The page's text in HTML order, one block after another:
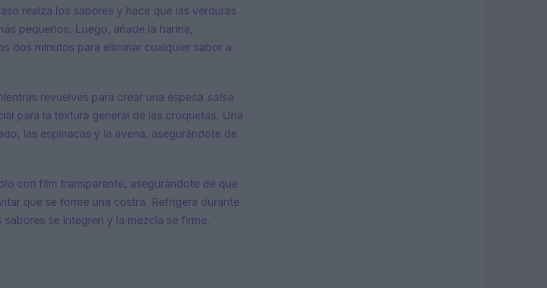
realza los sabores y hace que las verduras
pequeños. Luego, añade la harina,
dos minutos para eliminar cualquier sabor a
revuelves para crear una espesa salsa
para la textura general de las croquetas. Una
las espinacas y la avena, asegurándote de
con film transparente, asegurándote de que
que se forme una costra. Refrigera durante
se integren y la mezcla se firme.